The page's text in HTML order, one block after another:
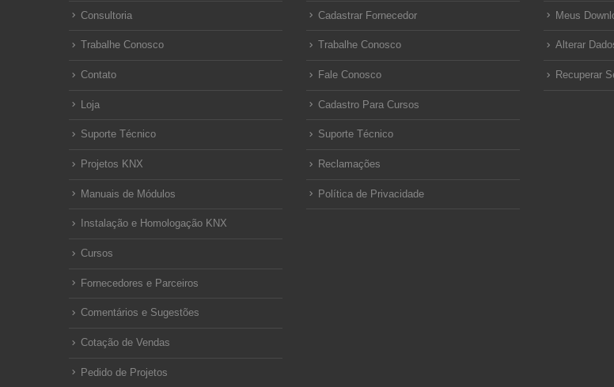
Consultoria
Trabalhe Conosco
Contato
Loja
Suporte Técnico
Projetos KNX
Manuais de Módulos
Instalação e Homologação KNX
Cursos
Fornecedores e Parceiros
Comentários e Sugestões
Cotação de Vendas
Pedido de Projetos
Cadastrar Fornecedor
Trabalhe Conosco
Fale Conosco
Cadastro Para Cursos
Suporte Técnico
Reclamações
Política de Privacidade
Meus
Alterar
Recuperar